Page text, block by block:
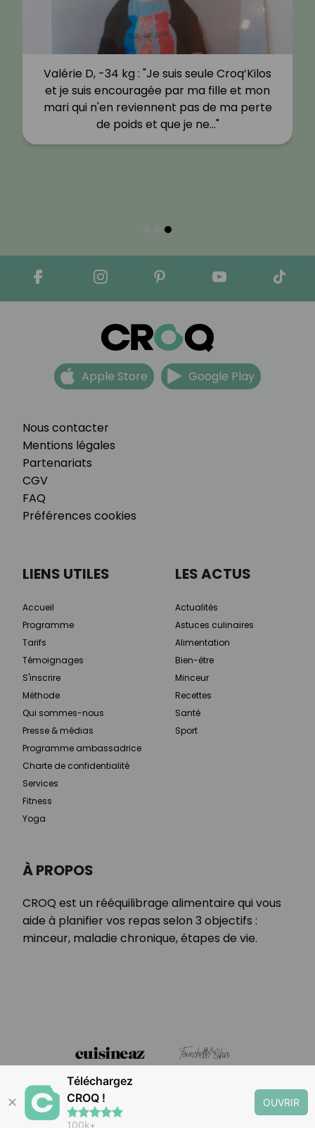
Valérie D, -34 kg : "Je suis seule Croq’Kilos
et je suis encouragée par ma fille et mon
mari qui n'en reviennent pas de ma perte
de poids et que je ne…"
Nous contacter
Mentions légales
Partenariats
CGV
FAQ
Préférences cookies
Apple Store Google Play
À PROPOS
CROQ est un rééquilibrage alimentaire qui vous
aide à planifier vos repas selon 3 objectifs :
minceur, maladie chronique, étapes de vie.
LIENS UTILES
Accueil
Programme
Tarifs
Témoignages
S'inscrire
Méthode
Qui sommes-nous
Presse & médias
Programme ambassadrice
Charte de confidentialité
Services
Fitness
Yoga
LES ACTUS
Actualités
Astuces culinaires
Alimentation
Bien-être
Minceur
Recettes
Santé
Sport
✕
Téléchargez
CROQ !
100k+
OUVRIR